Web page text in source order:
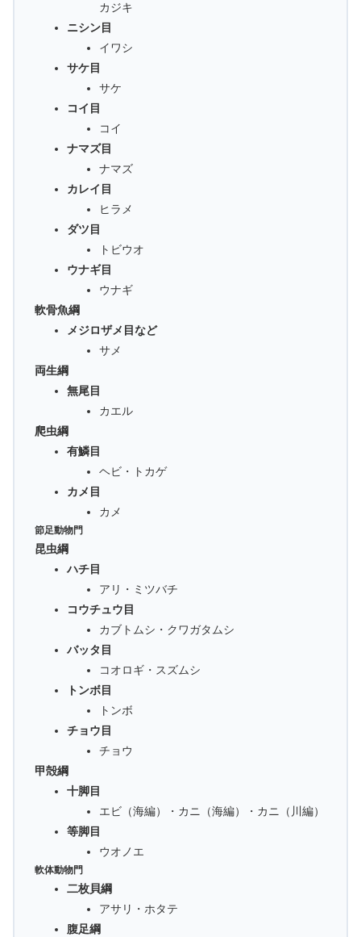
カジキ
ニシン目
イワシ
サケ目
サケ
コイ目
コイ
ナマズ目
ナマズ
カレイ目
ヒラメ
ダツ目
トビウオ
ウナギ目
ウナギ
軟骨魚綱
メジロザメ目など
サメ
両生綱
無尾目
カエル
爬虫綱
有鱗目
ヘビ・トカゲ
カメ目
カメ
節足動物門
昆虫綱
ハチ目
アリ・ミツバチ
コウチュウ目
カブトムシ・クワガタムシ
バッタ目
コオロギ・スズムシ
トンボ目
トンボ
チョウ目
チョウ
甲殻綱
十脚目
エビ（海編）・カニ（海編）・カニ（川編）
等脚目
ウオノエ
軟体動物門
二枚貝綱
アサリ・ホタテ
腹足綱